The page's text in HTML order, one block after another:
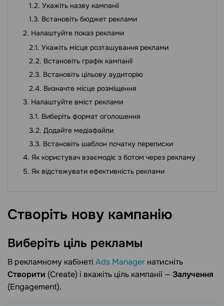
Укажіть назву кампанії
Встановіть бюджет реклами
Налаштуйте показ реклами
Укажіть місце розташування реклами
Встановіть графік кампанії
Встановіть цільову аудиторію
Визначте місце розміщення
Налаштуйте вміст реклами
Виберіть формат оголошення
Додайте медіафайли
Встановіть шаблон початку переписки
Як користувач взаємодіє з ботом через рекламу
Як відстежувати ефективність реклами
Створіть нову кампанію
Виберіть ціль рекламы
В рекламному кабінеті Ads Manager натисніть
Створити (Create) і вкажіть ціль кампанії — Залучення
(Engagement).